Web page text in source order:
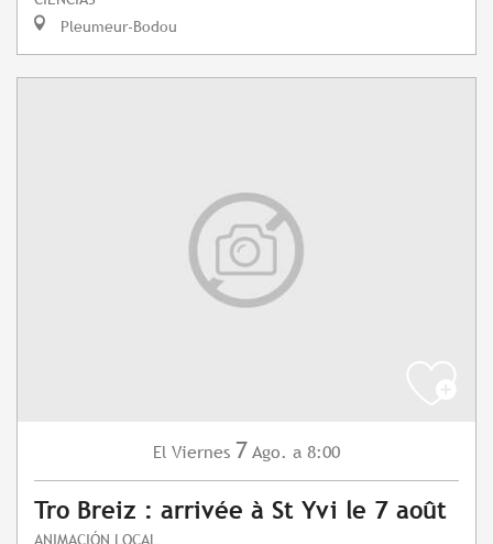
Pleumeur-Bodou
El Viernes 7 Ago. a 8:00
Tro Breiz : arrivée à St Yvi le 7 août
ANIMACIÓN LOCAL